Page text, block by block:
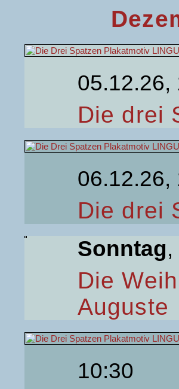
05.12.26,
Die drei
06.12.26,
Die drei
Sonntag
Die
Auguste
10:30